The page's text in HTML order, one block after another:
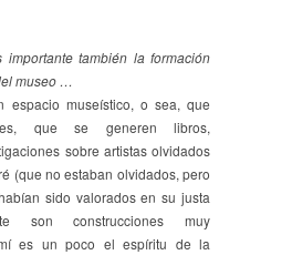
importante también la formación
museo …
espacio museístico, o sea, que
que se generen libros,
sobre artistas olvidados
(que no estaban olvidados, pero
sido valorados en su justa
son construcciones muy
es un poco el espíritu de la